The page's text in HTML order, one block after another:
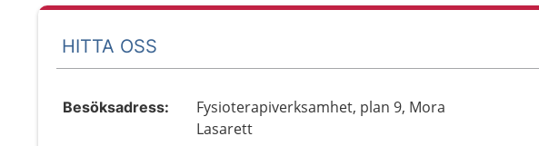
HITTA OSS
Besöksadress:
Fysioterapiverksamhet, plan 9, Mora
Lasarett